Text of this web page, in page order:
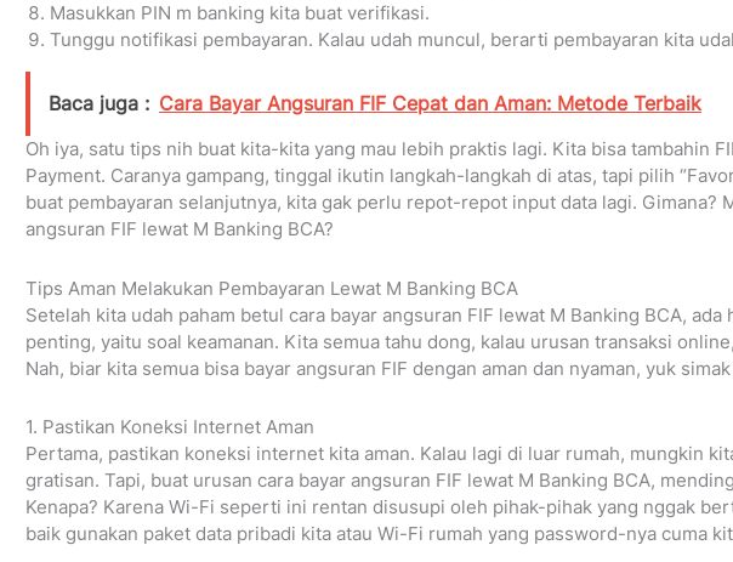
Masukkan PIN m banking kita buat verifikasi.
Tunggu notifikasi pembayaran. Kalau udah muncul, berarti pembayaran kita
Baca juga : Cara Bayar Angsuran FIF Cepat dan Aman: Metode Terbaik
Oh iya, satu tips nih buat kita-kita yang mau lebih praktis lagi. Kita bisa tambahin
Payment. Caranya gampang, tinggal ikutin langkah-langkah di atas, tapi pilih
buat pembayaran selanjutnya, kita gak perlu repot-repot input data lagi. Gimana?
angsuran FIF lewat M Banking BCA?
Tips Aman Melakukan Pembayaran Lewat M Banking BCA
Setelah kita udah paham betul cara bayar angsuran FIF lewat M Banking BCA, ada
penting, yaitu soal keamanan. Kita semua tahu dong, kalau urusan transaksi
Nah, biar kita semua bisa bayar angsuran FIF dengan aman dan nyaman, yuk
1. Pastikan Koneksi Internet Aman
Pertama, pastikan koneksi internet kita aman. Kalau lagi di luar rumah, mungkin
gratisan. Tapi, buat urusan cara bayar angsuran FIF lewat M Banking BCA,
Kenapa? Karena Wi-Fi seperti ini rentan disusupi oleh pihak-pihak yang nggak
baik gunakan paket data pribadi kita atau Wi-Fi rumah yang password-nya cuma